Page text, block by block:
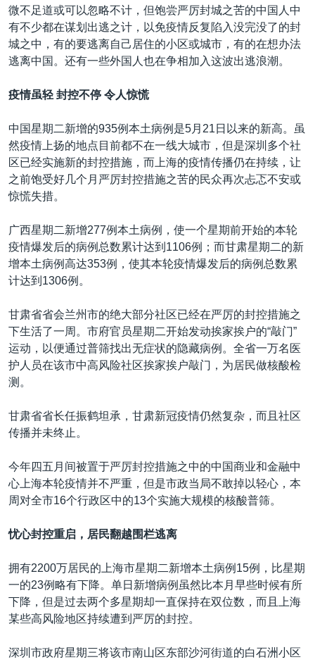
南中国海争端
关注西藏
关注新疆
微不足道或可以忽略不计，但饱尝严厉封城之苦的中国人中
有不少都在谋划出逃之计，以免疫情反复陷入没完没了的封
城之中，有的要逃离自己居住的小区或城市，有的在想办法
逃离中国。还有一些外国人也在争相加入这波出逃浪潮。
疫情虽轻 封控不停 令人惊慌
中国星期二新增的935例本土病例是5月21日以来的新高。虽
然疫情上扬的地点目前都不在一线大城市，但是深圳多个社
区已经实施新的封控措施，而上海的疫情传播仍在持续，让
之前饱受好几个月严厉封控措施之苦的民众再次忐忑不安或
惊慌失措。
广西星期二新增277例本土病例，使一个星期前开始的本轮
疫情爆发后的病例总数累计达到1106例；而甘肃星期二的新
增本土病例高达353例，使其本轮疫情爆发后的病例总数累
计达到1306例。
甘肃省省会兰州市的绝大部分社区已经在严厉的封控措施之
下生活了一周。市府官员星期二开始发动挨家挨户的“敲门”
运动，以便通过普筛找出无症状的隐藏病例。全省一万名医
护人员在该市中高风险社区挨家挨户敲门，为居民做核酸检
测。
甘肃省省长任振鹤坦承，甘肃新冠疫情仍然复杂，而且社区
传播并未终止。
今年四五月间被置于严厉封控措施之中的中国商业和金融中
心上海本轮疫情并不严重，但是市政当局不敢掉以轻心，本
周对全市16个行政区中的13个实施大规模的核酸普筛。
忧心封控重启，居民翻越围栏逃离
拥有2200万居民的上海市星期二新增本土病例15例，比星期
一的23例略有下降。单日新增病例虽然比本月早些时候有所
下降，但是过去两个多星期却一直保持在双位数，而且上海
某些高风险地区持续遭到严厉的封控。
深圳市政府星期三将该市南山区东部沙河街道的白石洲小区